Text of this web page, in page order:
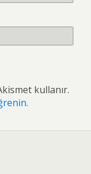
kullanır.